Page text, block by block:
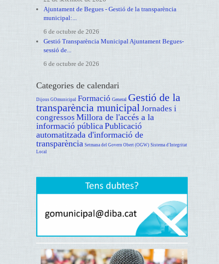
Ajuntament de Begues - Gestió de la transparència
municipal:...
6 de octubre de 2026
Gestió Transparència Municipal Ajuntament Begues-
sessió de...
6 de octubre de 2026
Categories de calendari
Dijous GOmunicipal Formació General Gestió de la
transparència municipal Jornades i
congressos Millora de l'accés a la
informació pública Publicació
automatitzada d'informació de
transparència Setmana del Govern Obert (OGW) Sistema d'Integritat
Local